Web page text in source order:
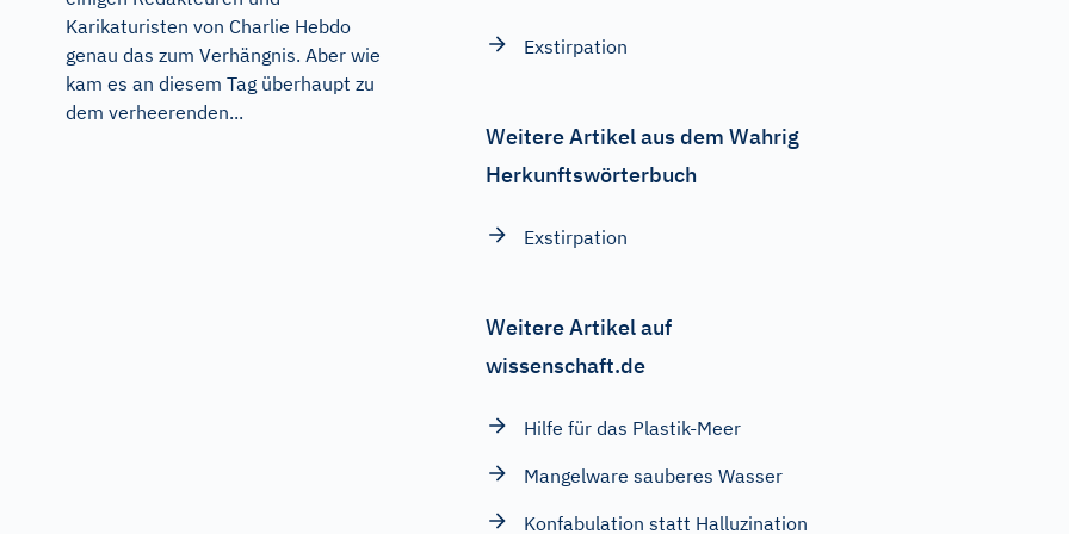
Karikaturisten von Charlie Hebdo
genau das zum Verhängnis. Aber wie
kam es an diesem Tag überhaupt zu
dem verheerenden...
Exstirpation
Weitere Artikel aus dem Wahrig
Herkunftswörterbuch
Exstirpation
Weitere Artikel auf
wissenschaft.de
Hilfe für das Plastik-Meer
Mangelware sauberes Wasser
Konfabulation statt Halluzination